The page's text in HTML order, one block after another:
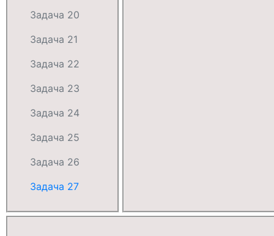
Задача 20
Задача 21
Задача 22
Задача 23
Задача 24
Задача 25
Задача 26
Задача 27